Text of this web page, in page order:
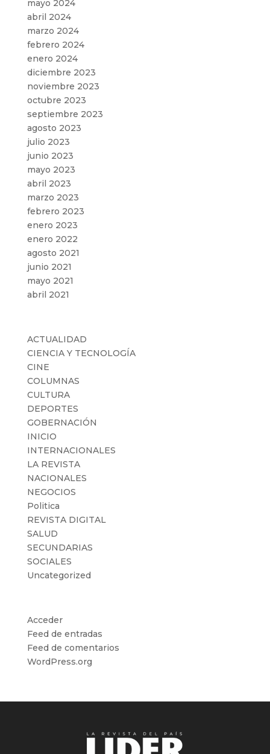
mayo 2024
abril 2024
marzo 2024
febrero 2024
enero 2024
diciembre 2023
noviembre 2023
octubre 2023
septiembre 2023
agosto 2023
julio 2023
junio 2023
mayo 2023
abril 2023
marzo 2023
febrero 2023
enero 2023
enero 2022
agosto 2021
junio 2021
mayo 2021
abril 2021
ACTUALIDAD
CIENCIA Y TECNOLOGÍA
CINE
COLUMNAS
CULTURA
DEPORTES
GOBERNACIÓN
INICIO
INTERNACIONALES
LA REVISTA
NACIONALES
NEGOCIOS
Politica
REVISTA DIGITAL
SALUD
SECUNDARIAS
SOCIALES
Uncategorized
Acceder
Feed de entradas
Feed de comentarios
WordPress.org